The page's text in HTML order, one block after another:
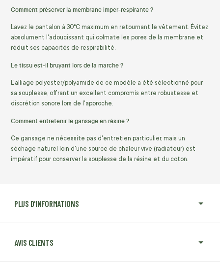
PLUS D'INFORMATIONS
AVIS CLIENTS
Comment préserver la membrane imper-respirante ?
Lavez le pantalon à 30°C maximum en retournant le vêtement. Évitez
absolument l'adoucissant qui colmate les pores de la membrane et
réduit ses capacités de respirabilité.
Le tissu est-il bruyant lors de la marche ?
L'alliage polyester/polyamide de ce modèle a été sélectionné pour
sa souplesse, offrant un excellent compromis entre robustesse et
discrétion sonore lors de l'approche.
Comment entretenir le gansage en résine ?
Ce gansage ne nécessite pas d'entretien particulier, mais un
séchage naturel loin d'une source de chaleur vive (radiateur) est
impératif pour conserver la souplesse de la résine et du coton.